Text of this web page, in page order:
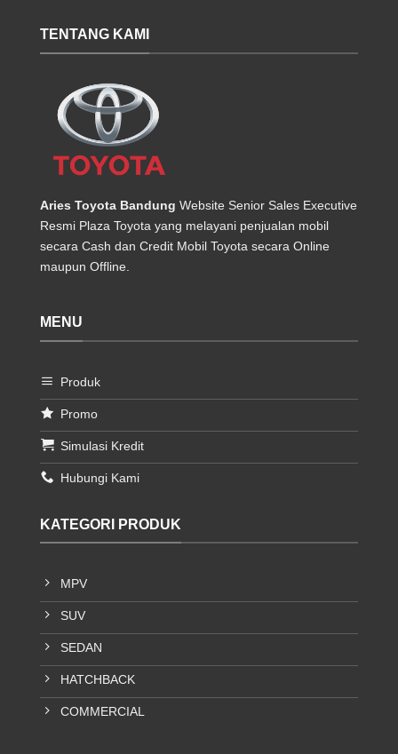
TENTANG KAMI
Aries Toyota Bandung Website Senior Sales Executive
Resmi Plaza Toyota yang melayani penjualan mobil
secara Cash dan Credit Mobil Toyota secara Online
maupun Offline.
MENU
Produk
Promo
Simulasi Kredit
Hubungi Kami
KATEGORI PRODUK
MPV
SUV
SEDAN
HATCHBACK
COMMERCIAL